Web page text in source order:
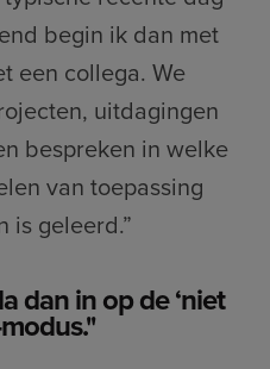
begin ik dan met
een collega. We
uitdagingen
bespreken in welke
van toepassing
is geleerd.”
dan in op de ‘niet